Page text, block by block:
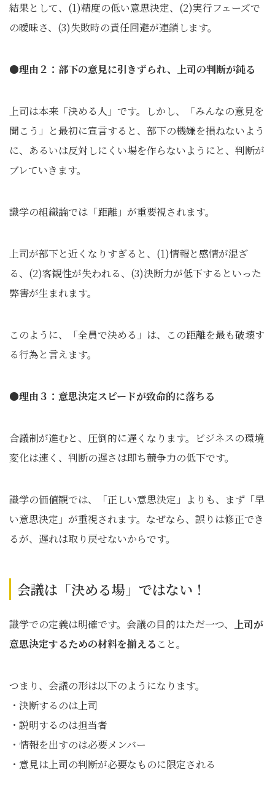
結果として、(1)精度の低い意思決定、(2)実行フェーズで
の曖昧さ、(3)失敗時の責任回避が連鎖します。
●理由２：部下の意見に引きずられ、上司の判断が鈍る
上司は本来「決める人」です。しかし、「みんなの意見を
聞こう」と最初に宣言すると、部下の機嫌を損ねないよう
に、あるいは反対しにくい場を作らないようにと、判断が
ブレていきます。
識学の組織論では「距離」が重要視されます。
上司が部下と近くなりすぎると、(1)情報と感情が混ざ
る、(2)客観性が失われる、(3)決断力が低下するといった
弊害が生まれます。
このように、「全員で決める」は、この距離を最も破壊す
る行為と言えます。
●理由３：意思決定スピードが致命的に落ちる
合議制が進むと、圧倒的に遅くなります。ビジネスの環境
変化は速く、判断の遅さは即ち競争力の低下です。
識学の価値観では、「正しい意思決定」よりも、まず「早
い意思決定」が重視されます。なぜなら、誤りは修正でき
るが、遅れは取り戻せないからです。
会議は「決める場」ではない！
識学での定義は明確です。会議の目的はただ一つ、
上司が
意思決定するための材料を揃える こと。
つまり、会議の形は以下のようになります。
・決断するのは上司
・説明するのは担当者
・情報を出すのは必要メンバー
・意見は上司の判断が必要なものに限定される